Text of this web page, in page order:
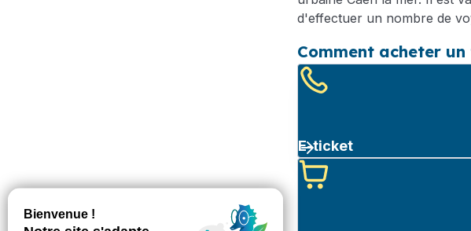
d'effectuer un nombre de
Comment acheter
E-ticket